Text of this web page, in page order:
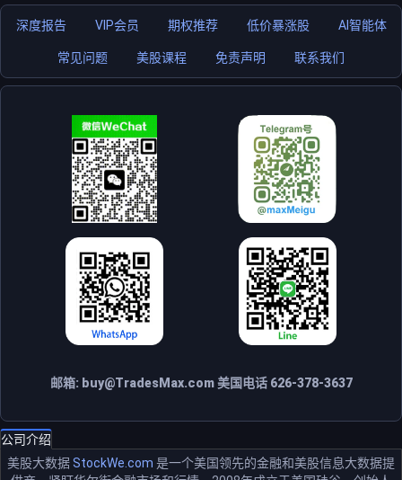
深度报告 VIP会员 期权推荐 低价暴涨股 AI智能体
常见问题 美股课程 免责声明 联系我们
邮箱: buy@TradesMax.com美国电话 626-378-3637
公司介绍
美股大数据StockWe.com 是一个美国领先的金融和美股信息大数据提